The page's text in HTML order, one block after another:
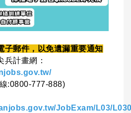
郵件，以免遺漏重要通知
兵計畫網：
:0800-777-888)
JobExam/L03/